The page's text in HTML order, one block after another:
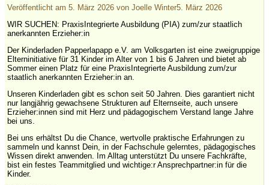
Veröffentlicht am5. März 2026 vonJoelle Winter5. März 2026
WIR SUCHEN: PraxisIntegrierte Ausbildung (PIA) zum/zur staatlich
anerkannten Erzieher:in
Der Kinderladen Papperlapapp e.V. am Volksgarten ist eine zweigruppige
Elterninitiative für 31 Kinder im Alter von 1 bis 6 Jahren und bietet ab
Sommer einen Platz für eine PraxisIntegrierte Ausbildung zum/zur
staatlich anerkannten Erzieher:in an.
Unseren Kinderladen gibt es schon seit 50 Jahren. Dies garantiert nicht
nur langjährig gewachsene Strukturen auf Elternseite, auch unsere
Erzieher:innen sind mit Herz und pädagogischem Verstand lange Jahre
bei uns.
Bei uns erhältst Du die Chance, wertvolle praktische Erfahrungen zu
sammeln und kannst Dein, in der Fachschule gelerntes, pädagogisches
Wissen direkt anwenden. Im Alltag unterstützt Du unsere Fachkräfte,
bist ein festes Teammitglied und wichtige:r Ansprechpartner:in für die
Kinder.